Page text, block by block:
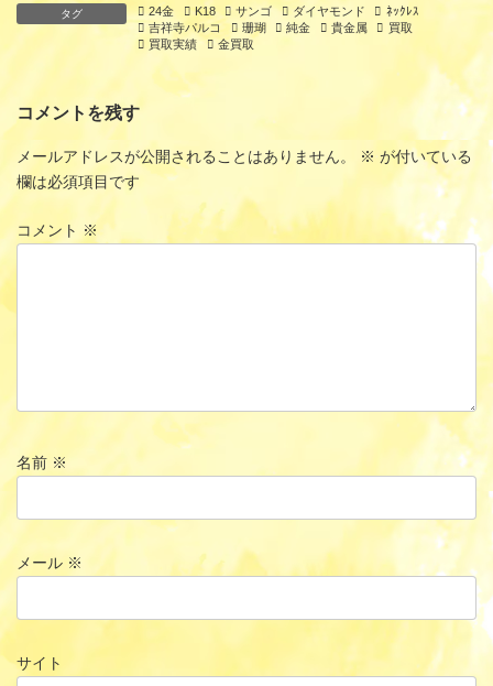
タグ 24金 K18 サンゴ ダイヤモンド
ﾈｯｸﾚｽ
吉祥寺パルコ
珊瑚 純金 貴金属
買取
買取実績
金買取
コメントを残す
メールアドレスが公開されることはありません。 ※が付いている
欄は必須項目です
コメント ※
名前 ※
メール ※
サイト